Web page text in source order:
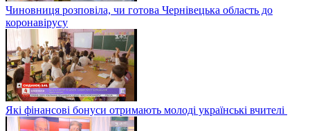
Чиновниця розповіла, чи готова Чернівецька область до
коронавірусу
Які фінансові бонуси отримають молоді українські вчителі